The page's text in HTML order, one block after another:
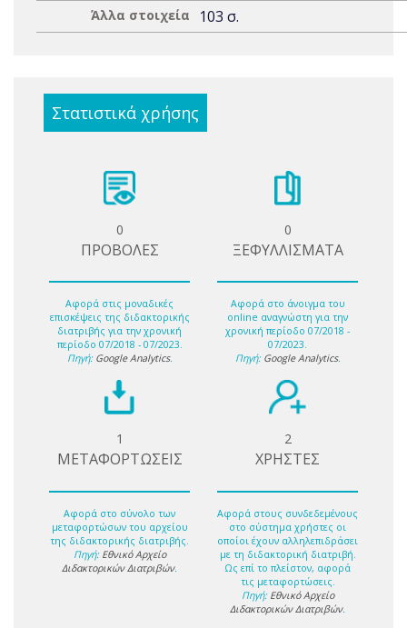
Άλλα στοιχεία 103 σ.
Στατιστικά χρήσης
0
ΠΡΟΒΟΛΕΣ
Αφορά στις μοναδικές
επισκέψεις της διδακτορικής
διατριβής για την χρονική
περίοδο 07/2018 - 07/2023.
Πηγή: Google Analytics.
0
ΞΕΦΥΛΛΙΣΜΑΤΑ
Αφορά στο άνοιγμα του
online αναγνώστη για την
χρονική περίοδο 07/2018 -
07/2023.
Πηγή: Google Analytics.
1
ΜΕΤΑΦΟΡΤΩΣΕΙΣ
Αφορά στο σύνολο των
μεταφορτώσων του αρχείου
της διδακτορικής διατριβής.
Πηγή: Εθνικό Αρχείο
Διδακτορικών Διατριβών.
2
ΧΡΗΣΤΕΣ
Αφορά στους συνδεδεμένους
στο σύστημα χρήστες οι
οποίοι έχουν αλληλεπιδράσει
με τη διδακτορική διατριβή.
Ως επί το πλείστον, αφορά
τις μεταφορτώσεις.
Πηγή: Εθνικό Αρχείο
Διδακτορικών Διατριβών.